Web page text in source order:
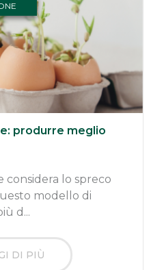
produrre meglio
considera lo spreco
modello di
d...
DI PIÙ